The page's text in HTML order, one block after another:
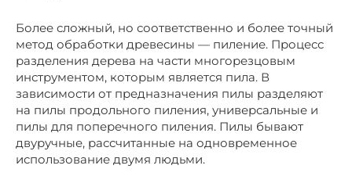
Более сложный, но соответственно и более точный
метод обработки древесины — пиление. Процесс
разделения дерева на части многорезцовым
инструментом, которым является пила. В
зависимости от предназначения пилы разделяют
на пилы продольного пиления, универсальные и
пилы для поперечного пиления. Пилы бывают
двуручные, рассчитанные на одновременное
использование двумя людьми.